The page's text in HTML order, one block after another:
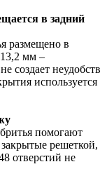
в задний
размещено в
мм –
создает неудобств
используется
помогают
решеткой,
отверстий не